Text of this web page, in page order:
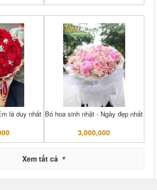
là duy nhất Bó hoa sinh nhật - Ngày đẹp nhất
3,000,000
Xem tất cả